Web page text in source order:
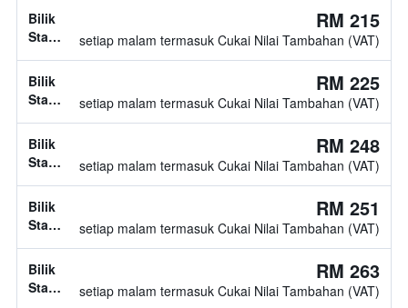
katil
twin
Bilik
Standard,
katil
tidak
diketahui
RM 215
setiap malam termasuk Cukai Nilai Tambahan (VAT)
Bilik
Standard,
katil
tidak
diketahui
RM 225
setiap malam termasuk Cukai Nilai Tambahan (VAT)
Bilik
Standard,
katil
tidak
diketahui
RM 248
setiap malam termasuk Cukai Nilai Tambahan (VAT)
Bilik
Standard,
katil
tidak
diketahui
RM 251
setiap malam termasuk Cukai Nilai Tambahan (VAT)
Bilik
Standard,
RM 263
setiap malam termasuk Cukai Nilai Tambahan (VAT)